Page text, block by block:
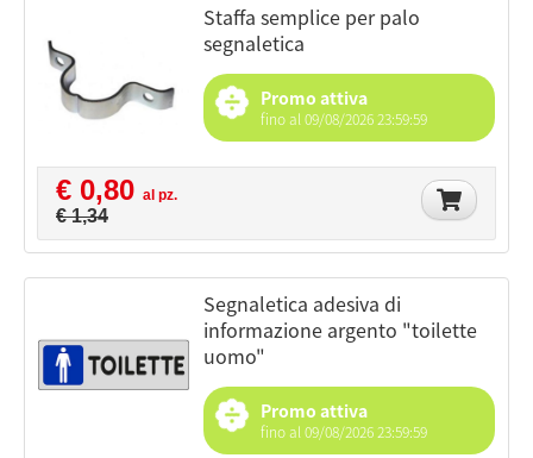
staffa semplice per palo
segnaletica
Promo attiva
fino al 09/08/2026 23:59:59
€ 0,80 al pz.
€ 1,34
segnaletica adesiva di
informazione argento "toilette
uomo"
Promo attiva
fino al 09/08/2026 23:59:59